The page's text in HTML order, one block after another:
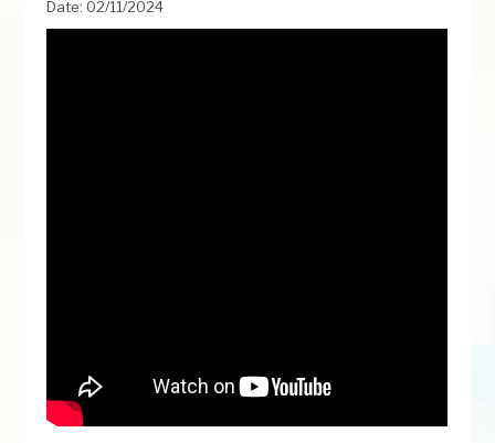
Date: 02/11/2024